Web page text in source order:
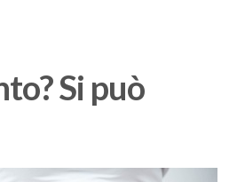
Si può